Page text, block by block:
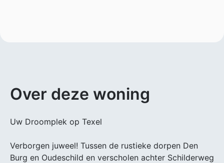
Over deze woning
Uw Droomplek op Texel
Verborgen juweel! Tussen de rustieke dorpen Den
Burg en Oudeschild en verscholen achter Schilderweg